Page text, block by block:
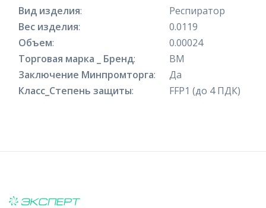
Вид изделия:
Респиратор
Вес изделия:
0.0119
Объем:
0.00024
Торговая марка _ Бренд:
ВМ
Заключение Минпромторга:
Да
Класс_Степень защиты: FFP1 (до 4 ПДК)